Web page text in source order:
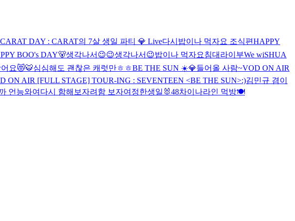
DAY : CARAT의 7살 생일 파티 💎 Live다시 밥이나 먹자요 조식편HAPPY
BOO's DAY🐻생각나서😉😉생각나서😉밥이나 먹자요침대라이부We wiSHUA
요😻🐯심심해도 괜찮은 캐럿만ㅎㅎBE THE SUN ☀️💎들어올 사람~VOD ON AIR
ON AIR [FULL STAGE] TOUR-ING : SEVENTEEN <BE THE SUN>:)김민규 겸이
언능와여 다시 함해보자려 함 보자여 정한생일🐰48차이나라인 먹방🍽